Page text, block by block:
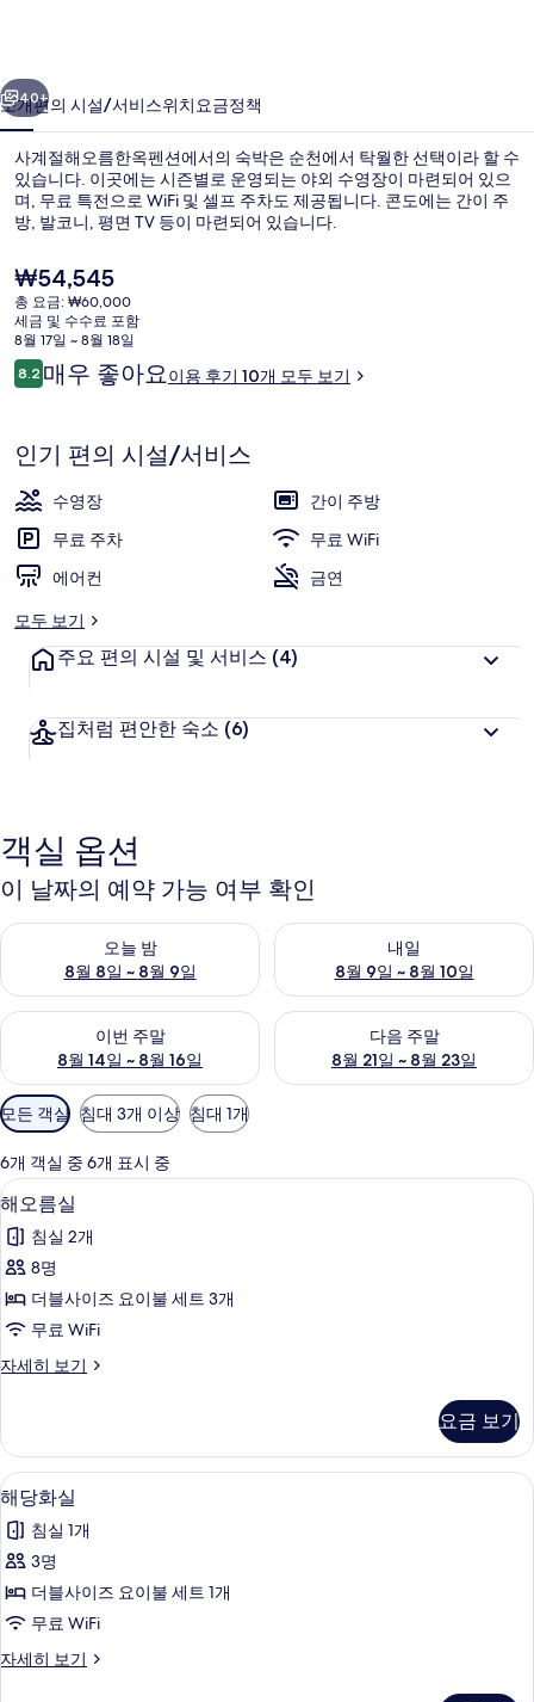
옥
펜
션
의
진
갤
러
다음
40+
소개편의 시설/서비스위치요금정책
사계절해오름한옥펜션에서의 숙박은 순천에서 탁월한 선택이라 할 수
있습니다. 이곳에는 시즌별로 운영되는 야외 수영장이 마련되어 있으
며, 무료 특전으로 WiFi 및 셀프 주차도 제공됩니다. 콘도에는 간이 주
방, 발코니, 평면 TV 등이 마련되어 있습니다.
현
재
가
격
은
₩54,545
₩54,545
총 요금: ₩60,000
세금 및 수수료 포함
8월 17일 ~ 8월 18일
이
용
기
8.210점 만점 중 8.2점.
매우 좋아요이용 후기 10개 모두 보기
인기 편의 시설/서비스
수영장
간이 주방
무료 주차
무료 WiFi
에어컨
금연
모두 보기
주요 편의 시설 및 서비스 (4)
집처럼 편안한 숙소 (6)
객실 옵션
이 날짜의 예약 가능 여부 확인
오늘 밤
8월 8일 ~ 8월 9일
오늘 밤 예약 가능 여부 확인, 8월 8일 ~ 8월 9일
내일
8월 9일 ~ 8월 10일
내일 예약 가능 여부 확인, 8월
이번 주말
8월 14일 ~ 8월 16일
이번 주말 예약 가능 여부 확인, 8월 14일 ~ 8월 16일
다음 주말
8월 21일 ~ 8월 23일
다음 주말 예약 가능 여부 확인
객
실
에
사
용
가
능
한
터
모든 객실 침대 3개 이상 침대 1개
6개 객실 중 6개 표시 중
해
오
름
실
사
모
보
기
6
해오름실
침실 2개
8명
더블사이즈 요이불 세트 3개
무료 WiFi
자세히 보기
해
자
세
히
보
기
요금 보기
해
당
화
실
사
모
4
해당화실
침실 1개
3명
더블사이즈 요이불 세트 1개
무료 WiFi
자세히 보기
해